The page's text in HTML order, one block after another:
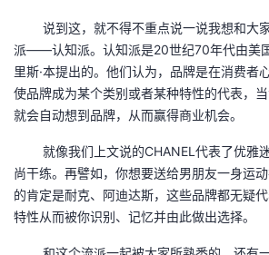
说到这，就不得不重点说一说我想和大
派——认知派。认知派是20世纪70年代由美
里斯·本提出的。他们认为，品牌是在消费者
使品牌成为某个类别或者某种特性的代表，
就会自动想到品牌，从而赢得商业机会。
就像我们上文说的CHANEL代表了优雅
尚干练。再譬如，你想要送给男朋友一身运
的肯定是耐克、阿迪达斯，这些品牌都无疑
特性从而被你识别、记忆并由此做出选择。